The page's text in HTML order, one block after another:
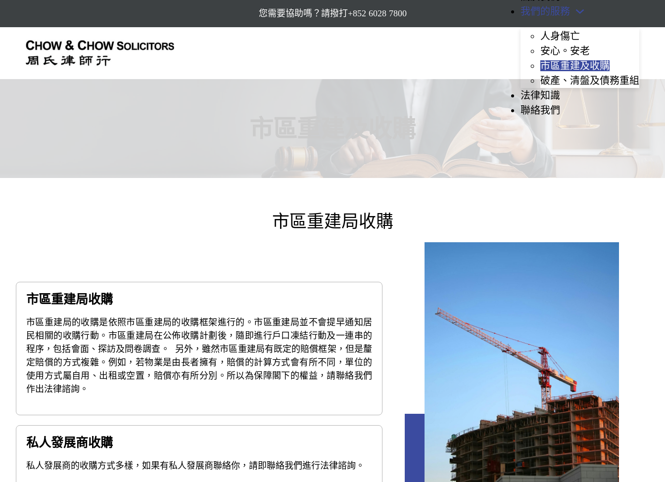
您需要協助嗎？請撥打+852 6028 7800
我們的服務
人身傷亡
安心。安老
市區重建及收購
破產、清盤及債務重組
法律知識
聯絡我們
市區重建及收購
市區重建局收購
市區重建局收購
市區重建局的收購是依照市區重建局的收購框架進行的。市區重建局並不會提早通知居
民相關的收購行動。市區重建局在公佈收購計劃後，隨即進行戶口凍結行動及一連串的
程序，包括會面、探訪及問卷調查。 另外，雖然市區重建局有既定的賠償框架，但是釐
定賠償的方式複雜。例如，若物業是由長者擁有，賠償的計算方式會有所不同，單位的
使用方式屬自用、出租或空置，賠償亦有所分別。所以為保障閣下的權益，請聯絡我們
作出法律諮詢。
私人發展商收購
私人發展商的收購方式多樣，如果有私人發展商聯絡你，請即聯絡我們進行法律諮詢。